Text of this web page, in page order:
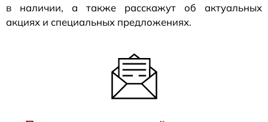
в наличии, а также расскажут об актуальных
акциях и специальных предложениях.